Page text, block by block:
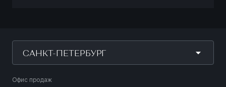
САНКТ-ПЕТЕРБУРГ
Офис продаж